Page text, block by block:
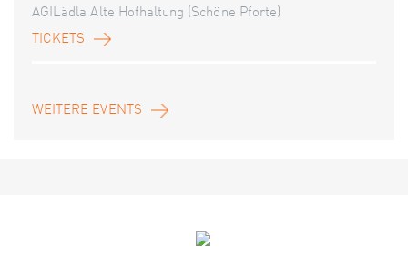
AGILädla Alte Hofhaltung (Schöne Pforte)
TICKETS
WEITERE EVENTS